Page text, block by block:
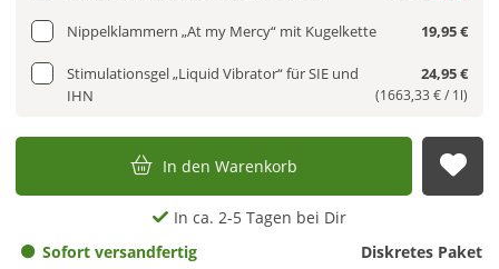
Nippelklammern „At my Mercy“ mit Kugelkette 19,95 €
Stimulationsgel „Liquid Vibrator“ für SIE und
IHN
24,95 €
(1663,33 € / 1l)
In den Warenkorb
In ca. 2-5 Tagen bei Dir
Sofort versandfertig
Diskretes Paket